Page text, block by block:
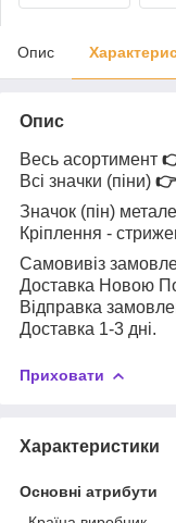
Опис
Опис
Весь асортимент
Всі значки (піни)
Значок (пін)
Кріплення -
Самовивіз
Доставка Новою
Відправка
Доставка 1-3 дні.
Приховати
Характеристики
Основні атрибути